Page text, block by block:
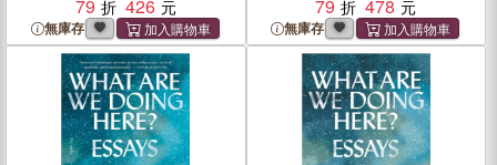
79
426
無庫存
79
478
無庫存